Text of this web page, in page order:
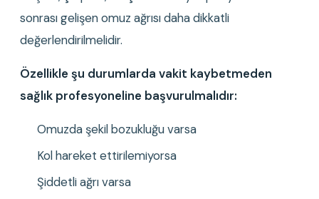
sonrası gelişen omuz ağrısı daha dikkatli
değerlendirilmelidir.
Özellikle şu durumlarda vakit kaybetmeden
sağlık profesyoneline başvurulmalıdır:
Omuzda şekil bozukluğu varsa
Kol hareket ettirilemiyorsa
Şiddetli ağrı varsa